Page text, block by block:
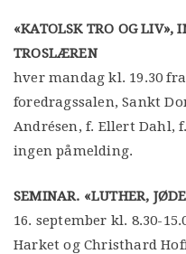
«KATOLSK TRO OG LIV»,
TROSLÆREN
hver mandag kl. 19.30
foredragssalen, Sankt
Andrésen, f. Ellert Dahl,
ingen påmelding.
SEMINAR. «LUTHER,
16. september kl. 8.30-
Harket og Christhard